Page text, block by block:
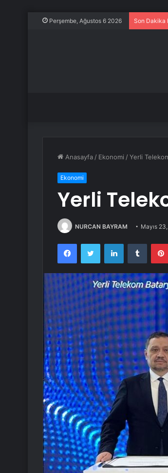
Perşembe, Ağustos 6 2026 Son Dakika
Anasayfa / Ekonomi /Yerli
Ekonomi
Yerli
NURCAN BAYRAM Mayıs
FacebookTwitter LinkedInTumblr